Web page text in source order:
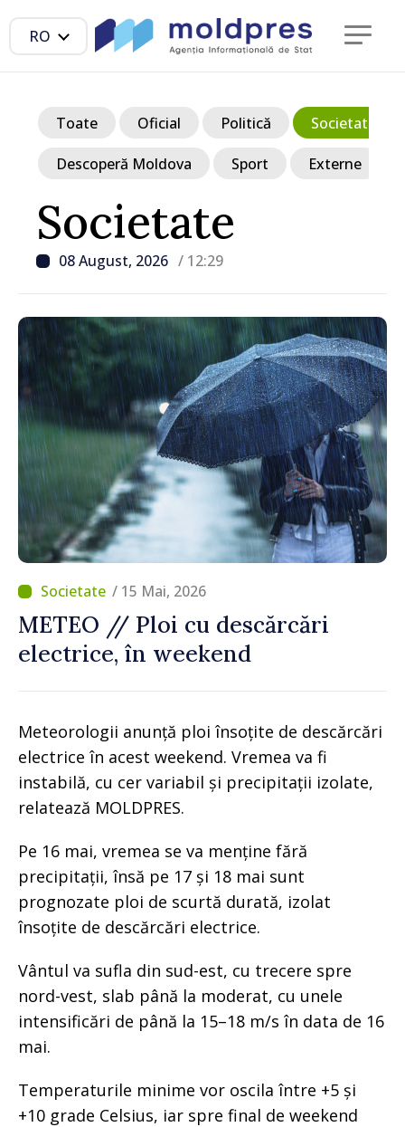
RO
Societate
08 August, 2026 / 12:29
Toate Oficial Politică Societate
Descoperă Moldova Sport Externe
/ 15 Mai, 2026
METEO // Ploi cu descărcări
electrice, în weekend
Meteorologii anunță ploi însoțite de descărcări
electrice în acest weekend. Vremea va fi
instabilă, cu cer variabil și precipitații izolate,
relatează MOLDPRES.
Pe 16 mai, vremea se va menține fără
precipitații, însă pe 17 și 18 mai sunt
prognozate ploi de scurtă durată, izolat
însoțite de descărcări electrice.
Vântul va sufla din sud-est, cu trecere spre
nord-vest, slab până la moderat, cu unele
intensificări de până la 15–18 m/s în data de 16
mai.
Temperaturile minime vor oscila între +5 și
+10 grade Celsius, iar spre final de weekend